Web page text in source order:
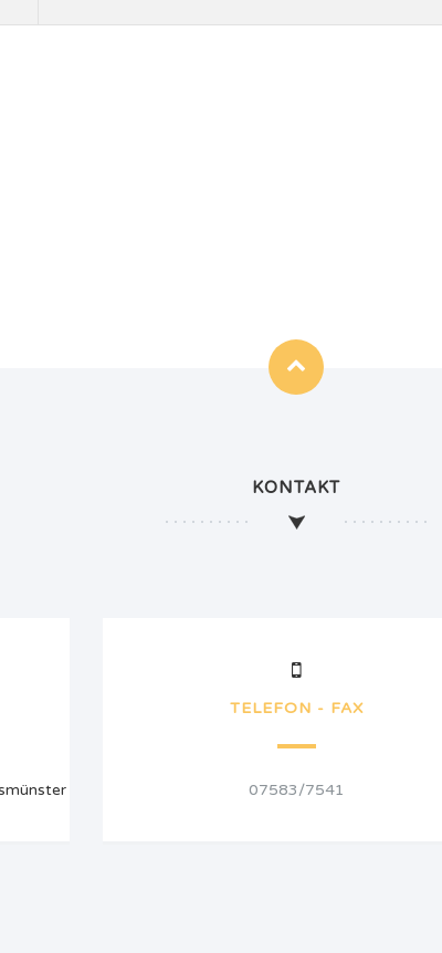
KONTAKT
TELEFON - FAX
07583/7541